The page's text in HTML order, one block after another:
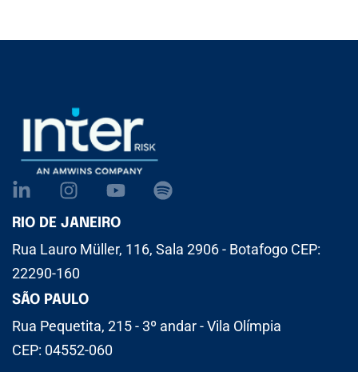
RIO DE JANEIRO
Rua Lauro Müller, 116, Sala 2906 - Botafogo CEP:
22290-160
SÃO PAULO
Rua Pequetita, 215 - 3º andar - Vila Olímpia
CEP: 04552-060